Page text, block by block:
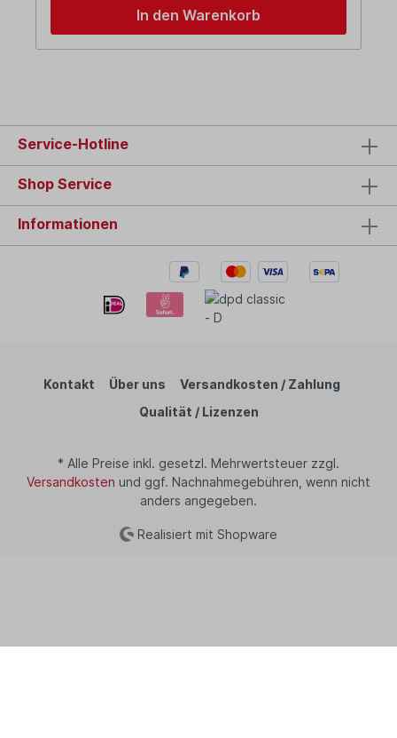
In den Warenkorb
Service-Hotline
Shop Service
Informationen
Kontakt Über uns
Versandkosten / Zahlung
Qualität / Lizenzen
* Alle Preise inkl. gesetzl. Mehrwertsteuer zzgl.
Versandkosten und ggf. Nachnahmegebühren, wenn nicht
anders angegeben.
Realisiert mit Shopware